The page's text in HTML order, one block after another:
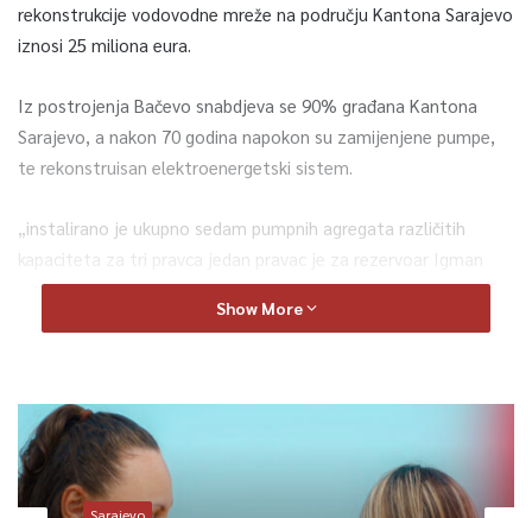
rekonstrukcije vodovodne mreže na području Kantona Sarajevo
iznosi 25 miliona eura.
Iz postrojenja Bačevo snabdjeva se 90% građana Kantona
Sarajevo, a nakon 70 godina napokon su zamijenjene pumpe,
te rekonstruisan elektroenergetski sistem.
„instalirano je ukupno sedam pumpnih agregata različitih
kapaciteta za tri pravca jedan pravac je za rezervoar Igman
gdje se snabdijevaju potrošači na lokalitetu općine Ilidža zatim
prema pumpnoj stanici Alipašin most koja se dalje
rezervoar u našem sistemu“, kazala je Aida Pendek, v.d.
direktorica KJKP Vodovod i Kanalizacija.
Osim zamijene agregetata, postavljene su i dvije nove
Show More
Sarajevo